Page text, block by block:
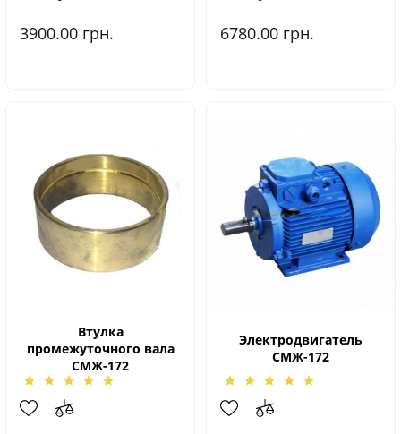
3900.00 грн. 6780.00 грн.
Втулка
промежуточного вала
СМЖ-172
Электродвигатель
СМЖ-172